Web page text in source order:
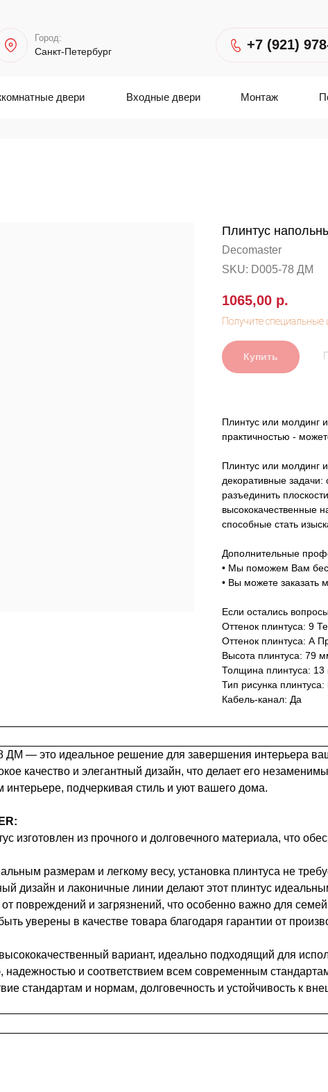
Город:
Санкт-Петербург +7 (921)
Монтаж
Входные двери
двери
Плинтус
Decomaster
SKU: D005-78 ДМ
1065,00 р.
Купить
Плинтус или молдинг
практичностью -
Плинтус или молдинг
декоративные
разъединить
высококачественные
способные стать
Дополнительные
• Мы поможем Вам
• Вы можете заказать
Если остались
Оттенок плинтуса: 9
Оттенок плинтуса: А
Высота плинтуса: 79
Толщина плинтуса:
Тип рисунка
Кабель-канал: Да
ДМ — это идеальное решение для завершения интерьера
качество и элегантный дизайн, что делает его
интерьере, подчеркивая стиль и уют вашего дома.
изготовлен из прочного и долговечного материала, что
размерам и легкому весу, установка плинтуса не
дизайн и лаконичные линии делают этот плинтус
повреждений и загрязнений, что особенно важно для
уверены в качестве товара благодаря гарантии от
вариант, идеально подходящий для
надежностью и соответствием всем современным
стандартам и нормам, долговечность и устойчивость к